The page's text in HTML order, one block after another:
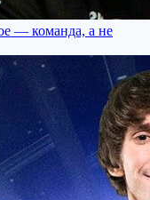
— команда, а не